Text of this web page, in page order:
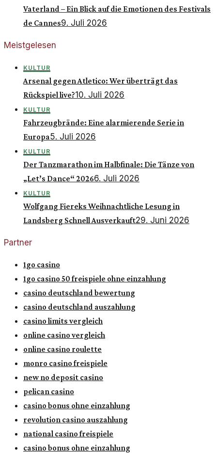
Vaterland – Ein Blick auf die Emotionen des Festivals
de Cannes9. Juli 2026
Meistgelesen
KULTUR
Arsenal gegen Atletico: Wer überträgt das
Rückspiel live?10. Juli 2026
KULTUR
Fahrzeugbrände: Eine alarmierende Serie in
Europa5. Juli 2026
KULTUR
Der Tanzmarathon im Halbfinale: Die Tänze von
„Let’s Dance“ 20266. Juli 2026
KULTUR
Wolfgang Fiereks Weihnachtliche Lesung in
Landsberg Schnell Ausverkauft29. Juni 2026
Partner
1go casino
1go casino 50 freispiele ohne einzahlung
casino deutschland bewertung
casino deutschland auszahlung
casino limits vergleich
online casino vergleich
online casino roulette
monro casino freispiele
new no deposit casino
pelican casino
casino bonus ohne einzahlung
revolution casino auszahlung
national casino freispiele
casino bonus ohne einzahlung